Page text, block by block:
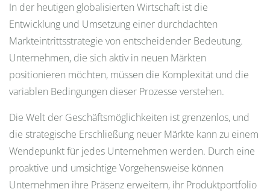
In der heutigen globalisierten Wirtschaft ist die
Entwicklung und Umsetzung einer durchdachten
Markteintrittsstrategie von entscheidender Bedeutung.
Unternehmen, die sich aktiv in neuen Märkten
positionieren möchten, müssen die Komplexität und die
variablen Bedingungen dieser Prozesse verstehen.
Die Welt der Geschäftsmöglichkeiten ist grenzenlos, und
die strategische Erschließung neuer Märkte kann zu einem
Wendepunkt für jedes Unternehmen werden. Durch eine
proaktive und umsichtige Vorgehensweise können
Unternehmen ihre Präsenz erweitern, ihr Produktportfolio